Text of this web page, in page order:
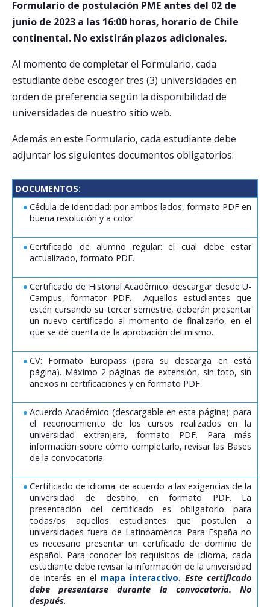
Formulario de postulación PME antes del 02 de
junio de 2023 a las 16:00 horas, horario de Chile
continental. No existirán plazos adicionales.
Al momento de completar el Formulario, cada
estudiante debe escoger tres (3) universidades en
orden de preferencia según la disponibilidad de
universidades de nuestro sitio web.
Además en este Formulario, cada estudiante debe
adjuntar los siguientes documentos obligatorios:
DOCUMENTOS:
Cédula de identidad: por ambos lados, formato PDF en
buena resolución y a color.
Certificado de alumno regular: el cual debe estar
actualizado, formato PDF.
Certificado de Historial Académico: descargar desde U-
Campus, formator PDF. Aquellos estudiantes que
estén cursando su tercer semestre, deberán presentar
un nuevo certificado al momento de finalizarlo, en el
que se dé cuenta de la aprobación del mismo.
CV: Formato Europass (para su descarga en está
página). Máximo 2 páginas de extensión, sin foto, sin
anexos ni certificaciones y en formato PDF.
Acuerdo Académico (descargable en esta página): para
el reconocimiento de los cursos realizados en la
universidad extranjera, formato PDF. Para más
información sobre cómo completarlo, revisar las Bases
de la convocatoria.
Certificado de idioma: de acuerdo a las exigencias de la
universidad de destino, en formato PDF. La
presentación del certificado es obligatorio para
todas/os aquellos estudiantes que postulen a
universidades fuera de Latinoamérica. Para España no
es necesario presentar un certificado de dominio de
español. Para conocer los requisitos de idioma, cada
estudiante debe revisar la información de la universidad
de interés en el mapa interactivo. Este certificado
debe presentarse durante la convocatoria. No
después.